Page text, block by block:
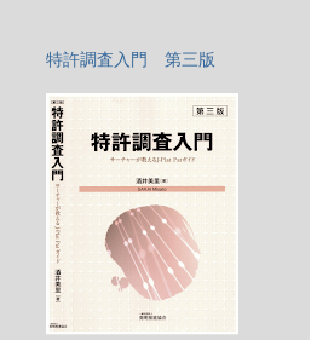
特許調査入門 第三版